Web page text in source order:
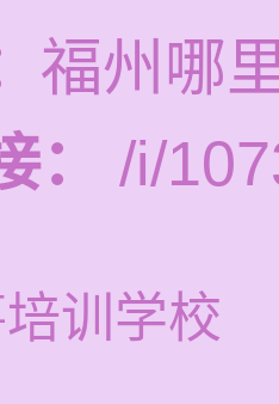
福州哪
/i/
训学校